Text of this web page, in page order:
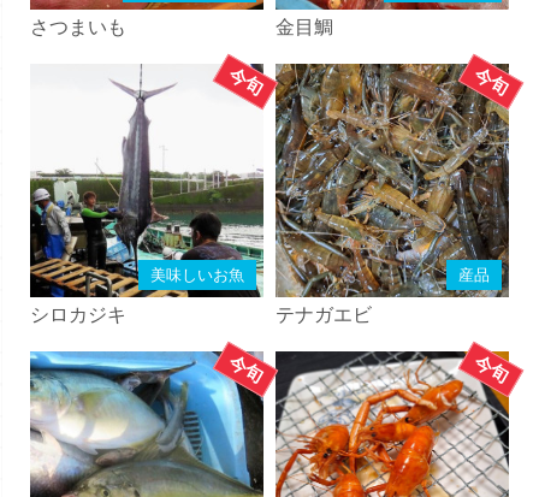
さつまいも 金目鯛
美味しいお魚
シロカジキ
産品
テナガエビ